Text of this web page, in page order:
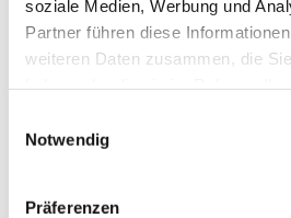
soziale Medien, Werbung und
Partner führen diese
weiteren Daten zusammen, die
Notwendig
Präferenzen